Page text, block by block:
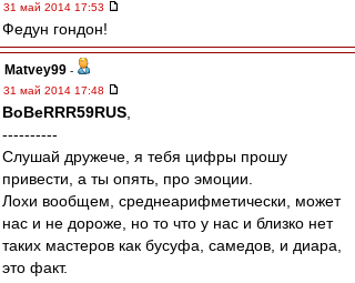
31 май 2014 17:53
Федун гондон!
Matvey99 -
31 май 2014 17:48
BoBeRRR59RUS
----------
Слушай дружече, я тебя цифры прошу
привести, а ты опять, про эмоции.
Лохи вообщем, среднеарифметически, может
нас и не дороже, но то что у нас и близко нет
таких мастеров как бусуфа, самедов, и диара,
это факт.